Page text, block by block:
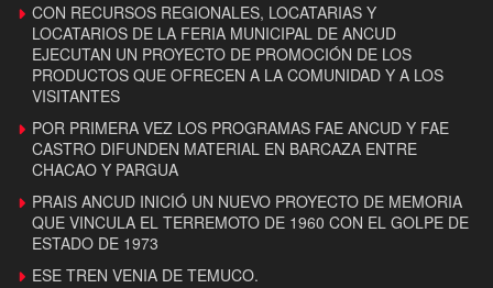
CON RECURSOS REGIONALES, LOCATARIAS Y
LOCATARIOS DE LA FERIA MUNICIPAL DE ANCUD
EJECUTAN UN PROYECTO DE PROMOCIÓN DE LOS
PRODUCTOS QUE OFRECEN A LA COMUNIDAD Y A LOS
VISITANTES
POR PRIMERA VEZ LOS PROGRAMAS FAE ANCUD Y FAE
CASTRO DIFUNDEN MATERIAL EN BARCAZA ENTRE
CHACAO Y PARGUA
PRAIS ANCUD INICIÓ UN NUEVO PROYECTO DE MEMORIA
QUE VINCULA EL TERREMOTO DE 1960 CON EL GOLPE DE
ESTADO DE 1973
ESE TREN VENIA DE TEMUCO.